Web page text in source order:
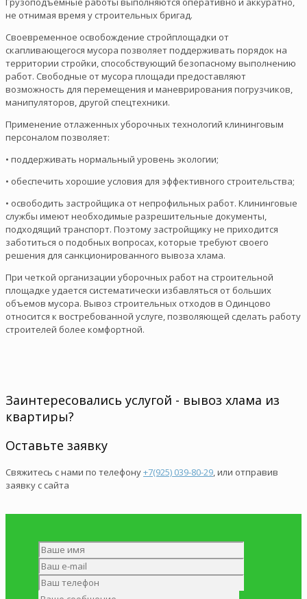
не отнимая время у строительных бригад.
Своевременное освобождение стройплощадки от
скапливающегося мусора позволяет поддерживать порядок на
территории стройки, способствующий безопасному выполнению
работ. Свободные от мусора площади предоставляют
возможность для перемещения и маневрирования погрузчиков,
манипуляторов, другой спецтехники.
Применение отлаженных уборочных технологий клининговым
персоналом позволяет:
• поддерживать нормальный уровень экологии;
• обеспечить хорошие условия для эффективного строительства;
• освободить застройщика от непрофильных работ. Клининговые
службы имеют необходимые разрешительные документы,
подходящий транспорт. Поэтому застройщику не приходится
заботиться о подобных вопросах, которые требуют своего
решения для санкционированного вывоза хлама.
При четкой организации уборочных работ на строительной
площадке удается систематически избавляться от больших
объемов мусора. Вывоз строительных отходов в Одинцово
относится к востребованной услуге, позволяющей сделать работу
строителей более комфортной.
Заинтересовались услугой - вывоз хлама из
квартиры?
Оставьте заявку
Свяжитесь с нами по телефону+7(925) 039-80-29, или отправив
заявку с сайта